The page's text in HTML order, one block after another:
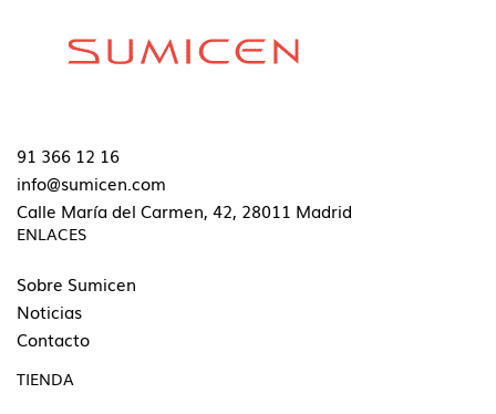
91 366 12 16
info@sumicen.com
Calle María del Carmen, 42, 28011 Madrid
ENLACES
Sobre Sumicen
Noticias
Contacto
TIENDA